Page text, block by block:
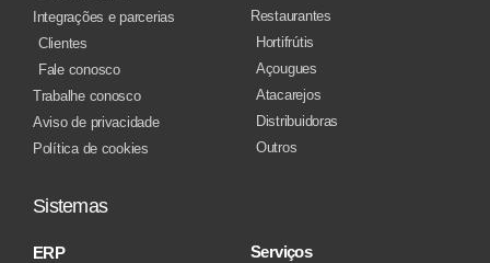
Integrações e parcerias
Clientes
Fale conosco
Trabalhe conosco
Aviso de privacidade
Política de cookies
Restaurantes
Hortifrútis
Açougues
Atacarejos
Distribuidoras
Outros
Sistemas
ERP Serviços